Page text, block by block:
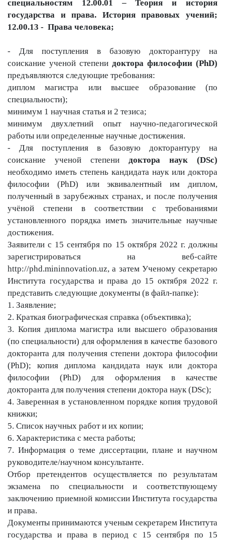
специальностям 12.00.01 – Теория и история
государства и права. История правовых учений;
12.00.13 - Права человека;
- Для поступления в базовую докторантуру на
соискание ученой степени доктора философии (PhD)
предъявляются следующие требования:
диплом магистра или высшее образование (по
специальности);
минимум 1 научная статья и 2 тезиса;
минимум двухлетний опыт научно-педагогической
работы или определенные научные достижения.
- Для поступления в базовую докторантуру на
соискание ученой степени доктора наук (DSc)
необходимо иметь степень кандидата наук или доктора
философии (PhD) или эквивалентный им диплом,
полученный в зарубежных странах, и после получения
учёной степени в соответствии с требованиями
установленного порядка иметь значительные научные
достижения.
Заявители с 15 сентября по 15 октября 2022 г. должны
зарегистрироваться на веб-сайте
http://phd.mininnovation.uz, а затем Ученому секретарю
Института государства и права до 15 октября 2022 г.
представить следующие документы (в файл-папке):
1. Заявление;
2. Краткая биографическая справка (объективка);
3. Копия диплома магистра или высшего образования
(по специальности) для оформления в качестве базового
докторанта для получения степени доктора философии
(PhD); копия диплома кандидата наук или доктора
философии (PhD) для оформления в качестве
докторанта для получения степени доктора наук (DSc);
4. Заверенная в установленном порядке копия трудовой
книжки;
5. Список научных работ и их копии;
6. Характеристика с места работы;
7. Информация о теме диссертации, плане и научном
руководителе/научном консультанте.
Отборпретендентов осуществляется по результатам
экзамена по специальности и соответствующему
заключению приемной комиссии Института государства
и права.
Документы принимаются ученым секретарем Института
государства и права в период с 15 сентября по 15
as
dasd
my.gov.uz